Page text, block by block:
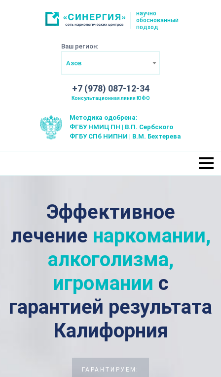
научно
обоснованный
подход
Ваш регион:
Азов
+7 (978) 087-12-34
Консультационная линия ЮФО
Методика одобрена:
ФГБУ НМИЦ ПН | В.П. Сербского
ФГБУ СПб НИПНИ | В.М. Бехтерева
Эффективное
лечение наркомании,
алкоголизма,
игромании с
гарантией результата
Калифорния
ГАРАНТИРУЕМ: